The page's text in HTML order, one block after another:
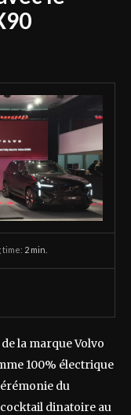
time: 2 min.
la marque Volvo
100% électrique
du
dinatoire au